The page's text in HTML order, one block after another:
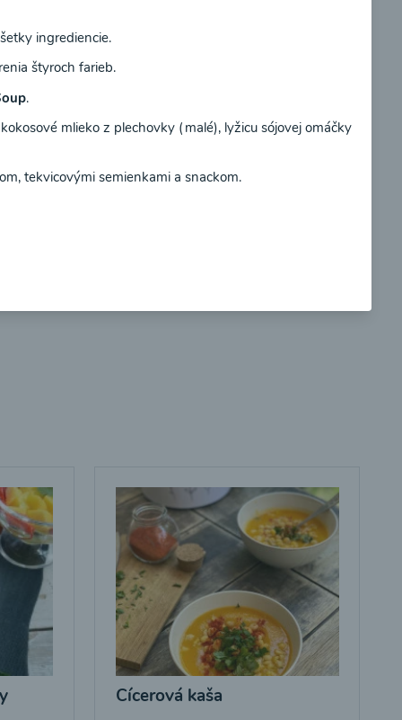
Brokolicové cappuccino
Cícerová kaša
ingrediencie.
štyroch farieb.
.
mlieko z plechovky (malé), lyžicu sójovej omáčky
tekvicovými semienkami a snackom.